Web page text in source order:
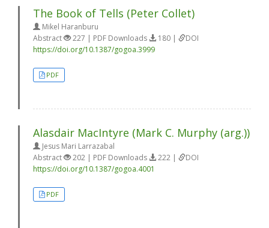
The Book of Tells (Peter Collet)
Mikel Haranburu
Abstract
227 | PDF Downloads 180 |
DOI
https://doi.org/10.1387/gogoa.3999
PDF
Alasdair MacIntyre (Mark C. Murphy (arg.))
Jesus Mari Larrazabal
Abstract
202 | PDF Downloads 222 |
DOI
https://doi.org/10.1387/gogoa.4001
PDF